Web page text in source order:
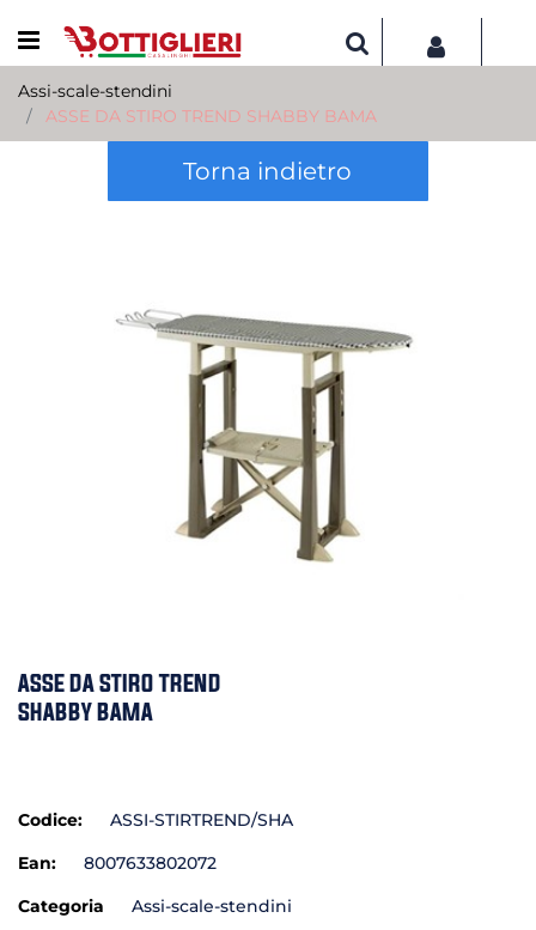
Open menu
Assi-scale-stendini
ASSE DA STIRO TREND SHABBY BAMA
Torna indietro
ASSE DA STIRO TREND
SHABBY BAMA
Codice:
ASSI-STIRTREND/SHA
Ean:
8007633802072
Categoria
Assi-scale-stendini